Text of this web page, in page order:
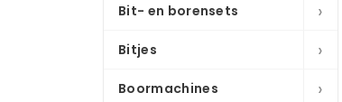
Bit- en borensets ›
Bitjes ›
Boormachines ›